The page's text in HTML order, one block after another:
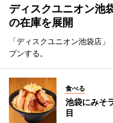
ディスクユニオン
の在庫を展開
「ディスクユニオン池袋店
プンする。
食べる
池袋にみそ
目